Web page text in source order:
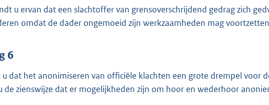
u ervan dat een slachtoffer van grensoverschrijdend gedrag zich
omdat de dader ongemoeid zijn werkzaamheden mag
6
u dat het anonimiseren van officiële klachten een grote drempel voor
de zienswijze dat er mogelijkheden zijn om hoor en wederhoor